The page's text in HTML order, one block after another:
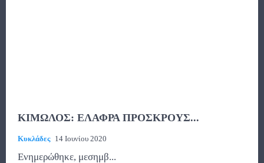
ΚΙΜΩΛΟΣ: ΕΛΑΦΡΑ ΠΡΟΣΚΡΟΥΣ...
Κυκλάδες 14 Ιουνίου 2020
Ενημερώθηκε, μεσημβ...